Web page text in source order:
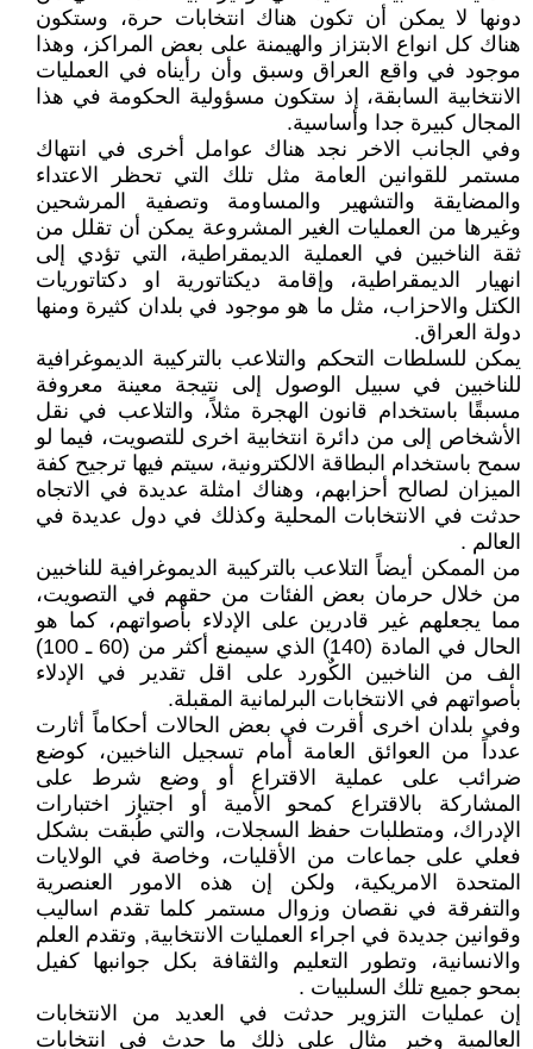
دونها لا يمكن أن تكون هناك انتخابات حرة، وستكون
هناك كل انواع الابتزاز والهيمنة على بعض المراكز، وهذا
موجود في واقع العراق وسبق وأن رأيناه في العمليات
الانتخابية السابقة، إذ ستكون مسؤولية الحكومة في هذا
المجال كبيرة جدا وأساسية.
وفي الجانب الاخر نجد هناك عوامل أخرى في انتهاك
مستمر للقوانين العامة مثل تلك التي تحظر الاعتداء
والمضايقة والتشهير والمساومة وتصفية المرشحين
وغيرها من العمليات الغير المشروعة يمكن أن تقلل من
ثقة الناخبين في العملية الديمقراطية، التي تؤدي إلى
انهيار الديمقراطية، وإقامة ديكتاتورية او دكتاتوريات
الكتل والاحزاب، مثل ما هو موجود في بلدان كثيرة ومنها
دولة العراق.
يمكن للسلطات التحكم والتلاعب بالتركيبة الديموغرافية
للناخبين في سبيل الوصول إلى نتيجة معينة معروفة
مسبقًا باستخدام قانون الهجرة مثلاً، والتلاعب في نقل
الأشخاص إلى من دائرة انتخابية اخرى للتصويت، فيما لو
سمح باستخدام البطاقة الالكترونية، سيتم فيها ترجيح كفة
الميزان لصالح أحزابهم، وهناك امثلة عديدة في الاتجاه
حدثت في الانتخابات المحلية وكذلك في دول عديدة في
العالم .
من الممكن أيضاً التلاعب بالتركيبة الديموغرافية للناخبين
من خلال حرمان بعض الفئات من حقهم في التصويت،
مما يجعلهم غير قادرين على الإدلاء بأصواتهم، كما هو
الحال في المادة (140) الذي سيمنع أكثر من (60 ـ 100)
الف من الناخبين الكٌورد على اقل تقدير في الإدلاء
بأصواتهم في الانتخابات البرلمانية المقبلة.
وفي بلدان اخرى أقرت في بعض الحالات أحكاماً أثارت
عدداً من العوائق العامة أمام تسجيل الناخبين، كوضع
ضرائب على عملية الاقتراع أو وضع شرط على
المشاركة بالاقتراع كمحو الأمية أو اجتياز اختبارات
الإدراك، ومتطلبات حفظ السجلات، والتي طُبقت بشكل
فعلي على جماعات من الأقليات، وخاصة في الولايات
المتحدة الامريكية، ولكن إن هذه الامور العنصرية
والتفرقة في نقصان وزوال مستمر كلما تقدم اساليب
وقوانين جديدة في اجراء العمليات الانتخابية, وتقدم العلم
والانسانية، وتطور التعليم والثقافة بكل جوانبها كفيل
بمحو جميع تلك السلبيات .
إن عمليات التزوير حدثت في العديد من الانتخابات
العالمية وخير مثال على ذلك ما حدث في انتخابات